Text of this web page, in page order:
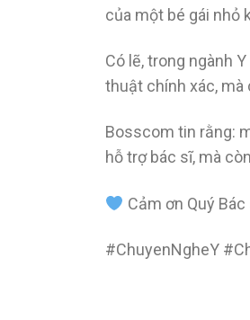
của một bé gái nhỏ
Có lẽ, trong ngành
thuật chính xác, mà
Bosscom tin rằng:
hỗ trợ bác sĩ, mà
Cảm ơn Quý
#ChuyenNgheY